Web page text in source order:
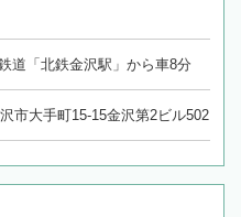
道「北鉄金沢駅」から車8分
市大手町15-15金沢第2ビル502